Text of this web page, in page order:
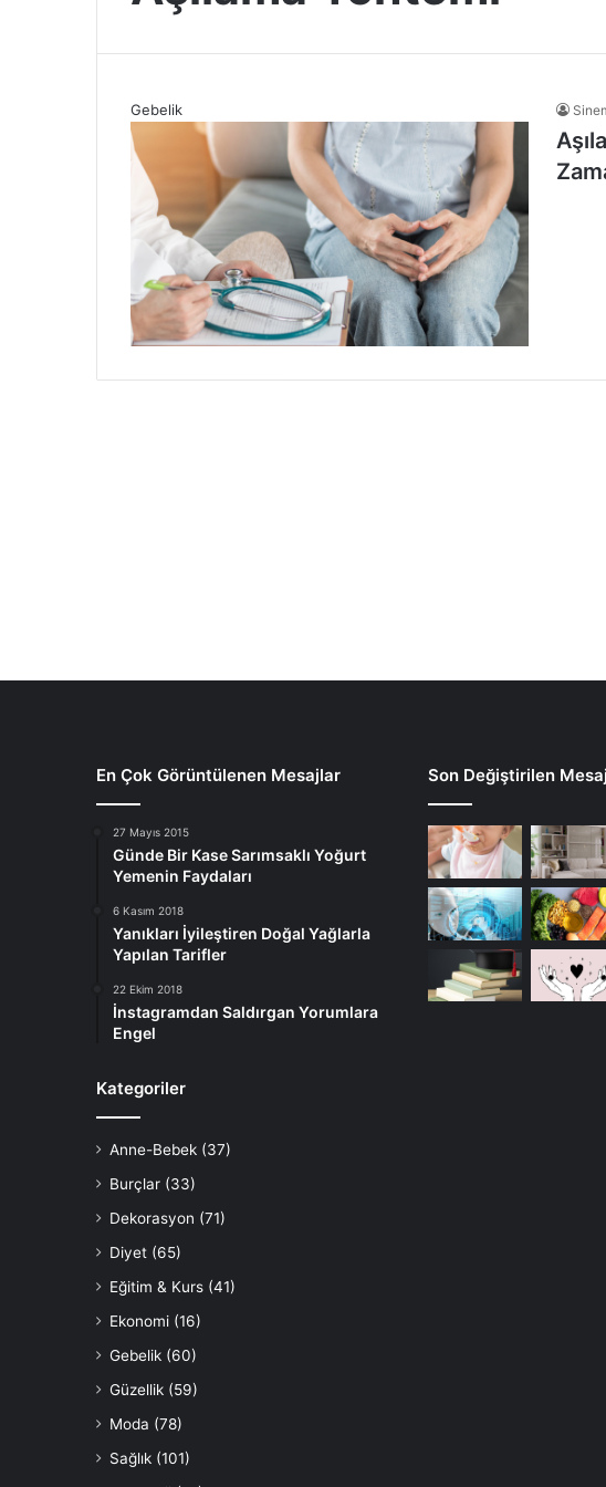
Gebelik
En Çok Görüntülenen Mesajlar
27 Mayıs 2015
Günde Bir Kase Sarımsaklı Yoğurt
Yemenin Faydaları
6 Kasım 2018
Yanıkları İyileştiren Doğal Yağlarla
Yapılan Tarifler
22 Ekim 2018
İnstagramdan Saldırgan Yorumlara
Engel
Kategoriler
Anne-Bebek (37)
Burçlar (33)
Dekorasyon (71)
Diyet (65)
Eğitim & Kurs (41)
Ekonomi (16)
Gebelik (60)
Güzellik (59)
Moda (78)
Sağlık (101)
Son Değiştirilen